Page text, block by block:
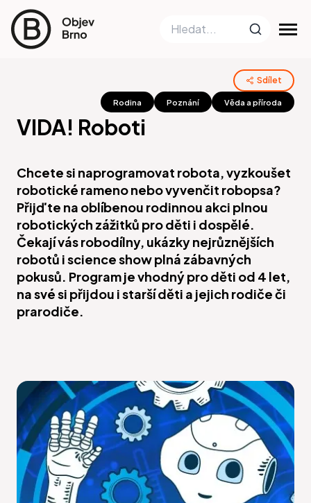
Sdílet
Rodina Poznání Věda a příroda
VIDA! Roboti
Chcete si naprogramovat robota, vyzkoušet
robotické rameno nebo vyvenčit robopsa?
Přijďte na oblíbenou rodinnou akci plnou
robotických zážitků pro děti i dospělé.
Čekají vás robodílny, ukázky nejrůznějších
robotů i science show plná zábavných
pokusů. Program je vhodný pro děti od 4 let,
na své si přijdou i starší děti a jejich rodiče či
prarodiče.